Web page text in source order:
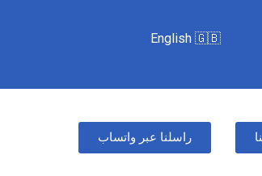
English 🇬🇧
راسلنا عبر واتساب